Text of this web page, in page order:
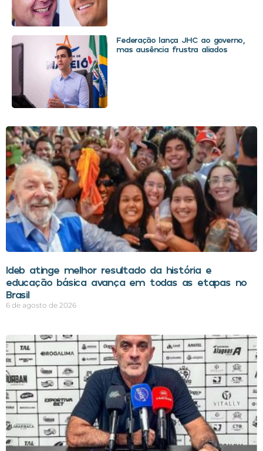
Federação lança JHC ao governo,
mas ausência frustra aliados
Ideb atinge melhor resultado da história e
educação básica avança em todas as etapas no
Brasil
6 de agosto de 2026